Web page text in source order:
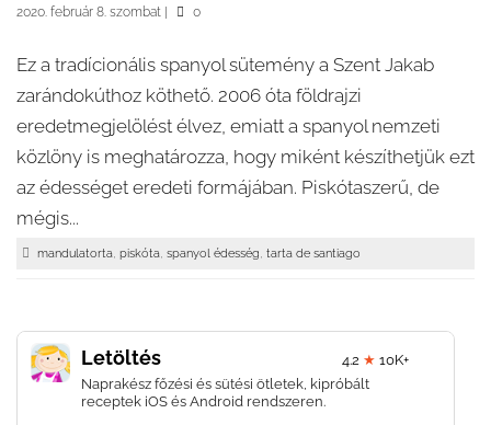
2020. február 8. szombat 0
Ez a tradícionális spanyol sütemény a Szent Jakab
zarándokúthoz köthető. 2006 óta földrajzi
eredetmegjelölést élvez, emiatt a spanyol nemzeti
közlöny is meghatározza, hogy miként készíthetjük ezt
az édességet eredeti formájában. Piskótaszerű, de
mégis...
mandulatorta, piskóta, spanyol édesség, tarta de santiago
Letöltés 4.2 ★ 10K+
Naprakész főzési és sütési ötletek, kipróbált
receptek iOS és Android rendszeren.